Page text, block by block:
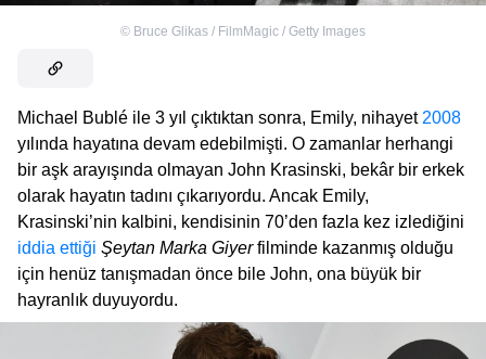
© Bruce Glikas / FilmMagic / Getty Images
Michael Bublé ile 3 yıl çıktıktan sonra, Emily, nihayet 2008
yılında hayatına devam edebilmişti. O zamanlar herhangi
bir aşk arayışında olmayan John Krasinski, bekâr bir erkek
olarak hayatın tadını çıkarıyordu. Ancak Emily,
Krasinski’nin kalbini, kendisinin 70’den fazla kez izlediğini
iddia ettiği Şeytan Marka Giyerfilminde kazanmış olduğu
için henüz tanışmadan önce bile John, ona büyük bir
hayranlık duyuyordu.